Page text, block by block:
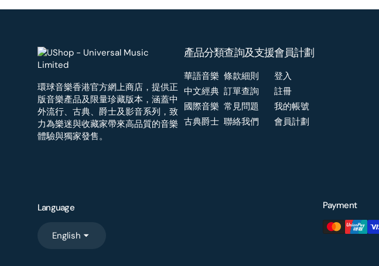
環球音樂香港官方網上商店，提供正
版音樂產品及限量珍藏版本，涵蓋中
外流行、古典、爵士及影音系列，致
力為樂迷與收藏家帶來高品質的音樂
體驗與獨家發售。
產品分類
華語音樂
中文經典
國際音樂
古典爵士
查詢及支援
條款細則
訂單查詢
常見問題
聯絡我們
會員計劃
登入
註冊
我的帳號
會員計劃
Language
English
Payment